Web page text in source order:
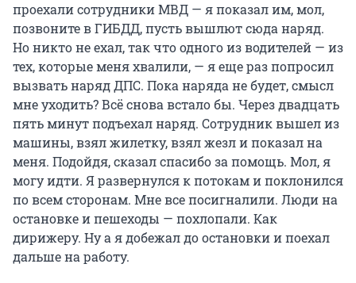
проехали сотрудники МВД — я показал им, мол,
позвоните в ГИБДД, пусть вышлют сюда наряд.
Но никто не ехал, так что одного из водителей — из
тех, которые меня хвалили, — я еще раз попросил
вызвать наряд ДПС. Пока наряда не будет, смысл
мне уходить? Всё снова встало бы. Через двадцать
пять минут подъехал наряд. Сотрудник вышел из
машины, взял жилетку, взял жезл и показал на
меня. Подойдя, сказал спасибо за помощь. Мол, я
могу идти. Я развернулся к потокам и поклонился
по всем сторонам. Мне все посигналили. Люди на
остановке и пешеходы — похлопали. Как
дирижеру. Ну а я добежал до остановки и поехал
дальше на работу.